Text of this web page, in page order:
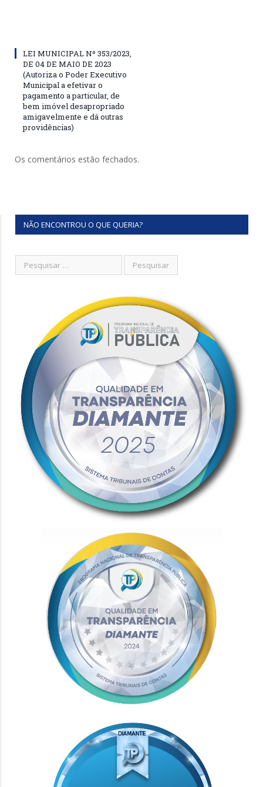
LEI MUNICIPAL Nº 353/2023,
DE 04 DE MAIO DE 2023
(Autoriza o Poder Executivo
Municipal a efetivar o
pagamento a particular, de
bem imóvel desapropriado
amigavelmente e dá outras
providências)
Os comentários estão fechados.
NÃO ENCONTROU O QUE QUERIA?